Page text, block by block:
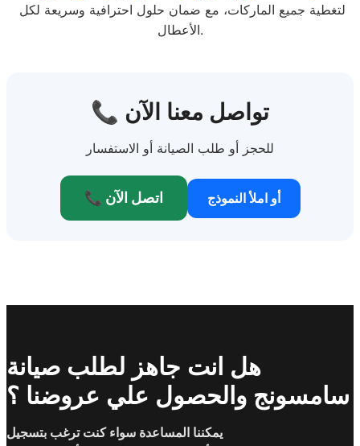
الأعطال.
📞 تواصل معنا الآن
للحجز أو طلب الصيانة أو الاستفسار
📞 اتصل الآن أو املأ النموذج
هل انت جاهز لطلب صيانة
سامسونج والحصول علي عروضنا ؟
يمكننا المساعدة سواء كنت ترغب بتسجيل